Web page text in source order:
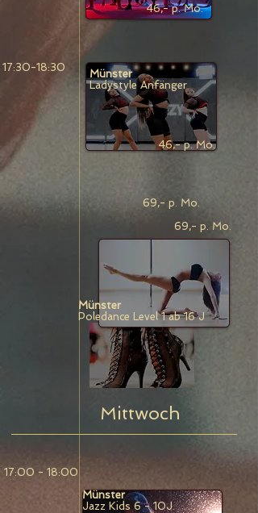
46,- p. Mo.
17:30-18:30
Münster
Ladystyle Anfänger
46,- p. Mo.
69,- p. Mo.
69,- p. Mo.
Münster
Poledance Level 1 ab 16 J
Mittwoch
17:00 - 18:00
Münster
Jazz Kids 6 - 10J.